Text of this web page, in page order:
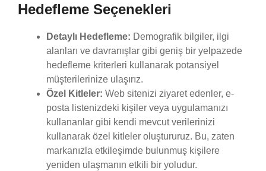
Hedefleme Seçenekleri
Detaylı Hedefleme: Demografik bilgiler, ilgi
alanları ve davranışlar gibi geniş bir yelpazede
hedefleme kriterleri kullanarak potansiyel
müşterilerinize ulaşırız.
Özel Kitleler: Web sitenizi ziyaret edenler, e-
posta listenizdeki kişiler veya uygulamanızı
kullananlar gibi kendi mevcut verilerinizi
kullanarak özel kitleler oluştururuz. Bu, zaten
markanızla etkileşimde bulunmuş kişilere
yeniden ulaşmanın etkili bir yoludur.